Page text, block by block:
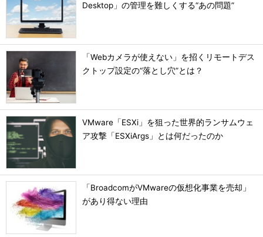
Desktop」の管理を難しくする“あの問題”
「Webカメラが使えない」を招くリモートデス
クトップ設定の“落とし穴”とは？
VMware「ESXi」を狙った世界的ランサムウェ
ア攻撃「ESXiArgs」とは何だったのか
「BroadcomがVMwareの仮想化事業を売却」
があり得ない理由